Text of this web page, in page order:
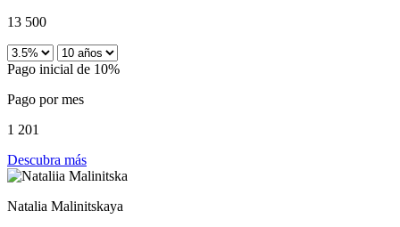
13 500
Pago inicial de 10%
Pago por mes
1 201
Descubra más
Natalia Malinitskaya